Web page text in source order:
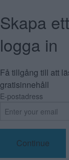
Skapa
logga in
Få tillgång till att
gratisinnehåll
E-postadress
Continue